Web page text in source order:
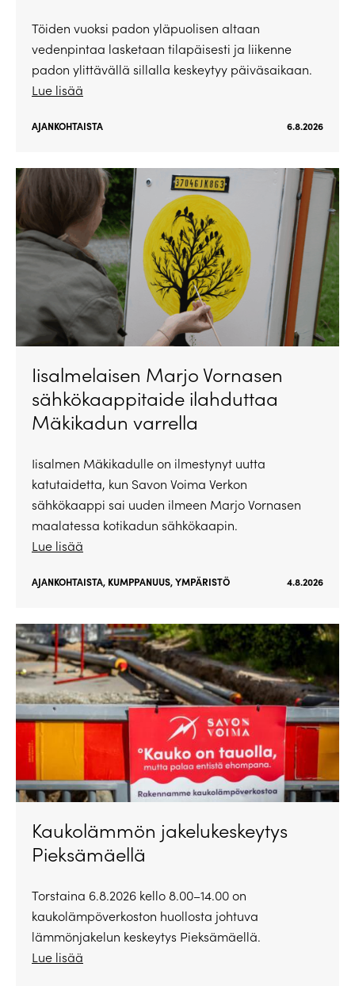
Töiden vuoksi padon yläpuolisen altaan
vedenpintaa lasketaan tilapäisesti ja liikenne
padon ylittävällä sillalla keskeytyy päiväsaikaan.
Lue lisää
AJANKOHTAISTA 6.8.2026
Iisalmelaisen Marjo Vornasen
sähkökaappitaide ilahduttaa
Mäkikadun varrella
Iisalmen Mäkikadulle on ilmestynyt uutta
katutaidetta, kun Savon Voima Verkon
sähkökaappi sai uuden ilmeen Marjo Vornasen
maalatessa kotikadun sähkökaapin.
Lue lisää
AJANKOHTAISTA, KUMPPANUUS,YMPÄRISTÖ 4.8.2026
Kaukolämmön jakelukeskeytys
Pieksämäellä
Torstaina 6.8.2026 kello 8.00–14.00 on
kaukolämpöverkoston huollosta johtuva
lämmönjakelun keskeytys Pieksämäellä.
Lue lisää